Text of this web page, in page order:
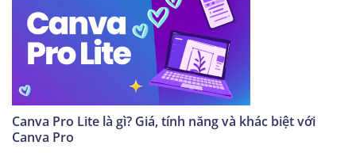
Canva Pro Lite là gì? Giá, tính năng và khác biệt với
Canva Pro